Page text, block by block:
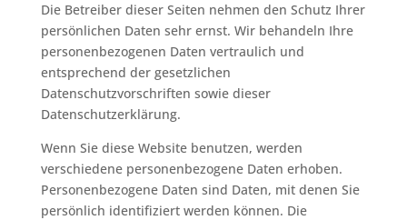
Die Betreiber dieser Seiten nehmen den Schutz Ihrer
persönlichen Daten sehr ernst. Wir behandeln Ihre
personenbezogenen Daten vertraulich und
entsprechend der gesetzlichen
Datenschutzvorschriften sowie dieser
Datenschutzerklärung.
Wenn Sie diese Website benutzen, werden
verschiedene personenbezogene Daten erhoben.
Personenbezogene Daten sind Daten, mit denen Sie
persönlich identifiziert werden können. Die